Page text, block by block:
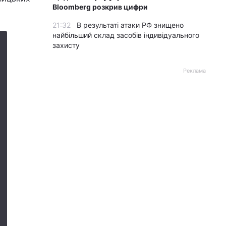
Bloomberg розкрив цифри
21:32
В результаті атаки РФ знищено
найбільший склад засобів індивідуального
захисту
Реклама